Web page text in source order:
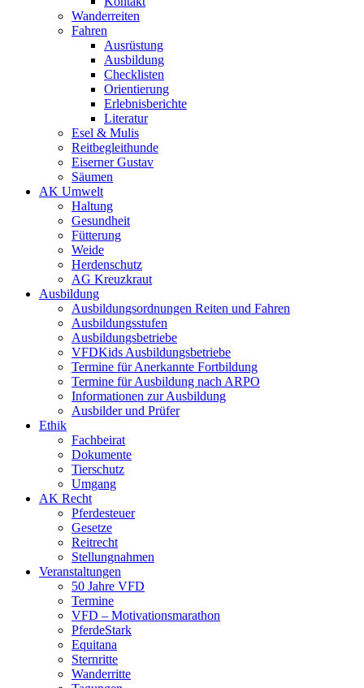
Wanderreiten
Fahren
Ausrüstung
Ausbildung
Checklisten
Orientierung
Erlebnisberichte
Literatur
Esel & Mulis
Reitbegleithunde
Eiserner Gustav
Säumen
AK Umwelt
Haltung
Gesundheit
Fütterung
Weide
Herdenschutz
AG Kreuzkraut
Ausbildung
Ausbildungsordnungen Reiten und Fahren
Ausbildungsstufen
Ausbildungsbetriebe
VFDKids Ausbildungsbetriebe
Termine für Anerkannte Fortbildung
Termine für Ausbildung nach ARPO
Informationen zur Ausbildung
Ausbilder und Prüfer
Ethik
Fachbeirat
Dokumente
Tierschutz
Umgang
AK Recht
Pferdesteuer
Gesetze
Reitrecht
Stellungnahmen
Veranstaltungen
50 Jahre VFD
Termine
VFD – Motivationsmarathon
PferdeStark
Equitana
Sternritte
Wanderritte